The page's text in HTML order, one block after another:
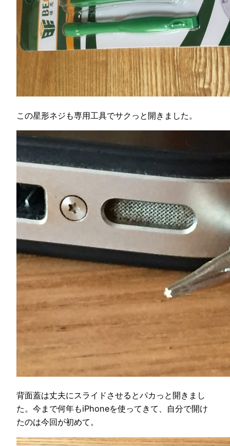
この星形ネジも専用工具でサクっと開きました。
背面蓋は丈夫にスライドさせるとパカっと開きまし
た。今まで何年もiPhoneを使ってきて、自分で開け
たのは今回が初めて。